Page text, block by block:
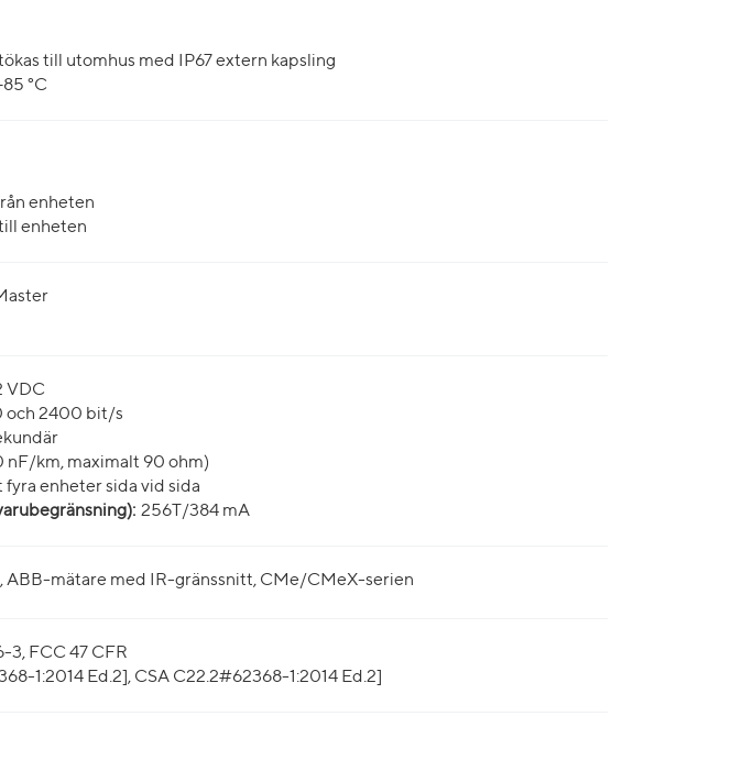
till utomhus med IP67 extern kapsling
°C
enheten
enheten
VDC
och 2400 bit/s
nF/km, maximalt 90 ohm)
fyra enheter sida vid sida
256T/384 mA
ABB-mätare med IR-gränssnitt, CMe/CMeX-serien
FCC 47 CFR
1:2014 Ed.2], CSA C22.2#62368-1:2014 Ed.2]